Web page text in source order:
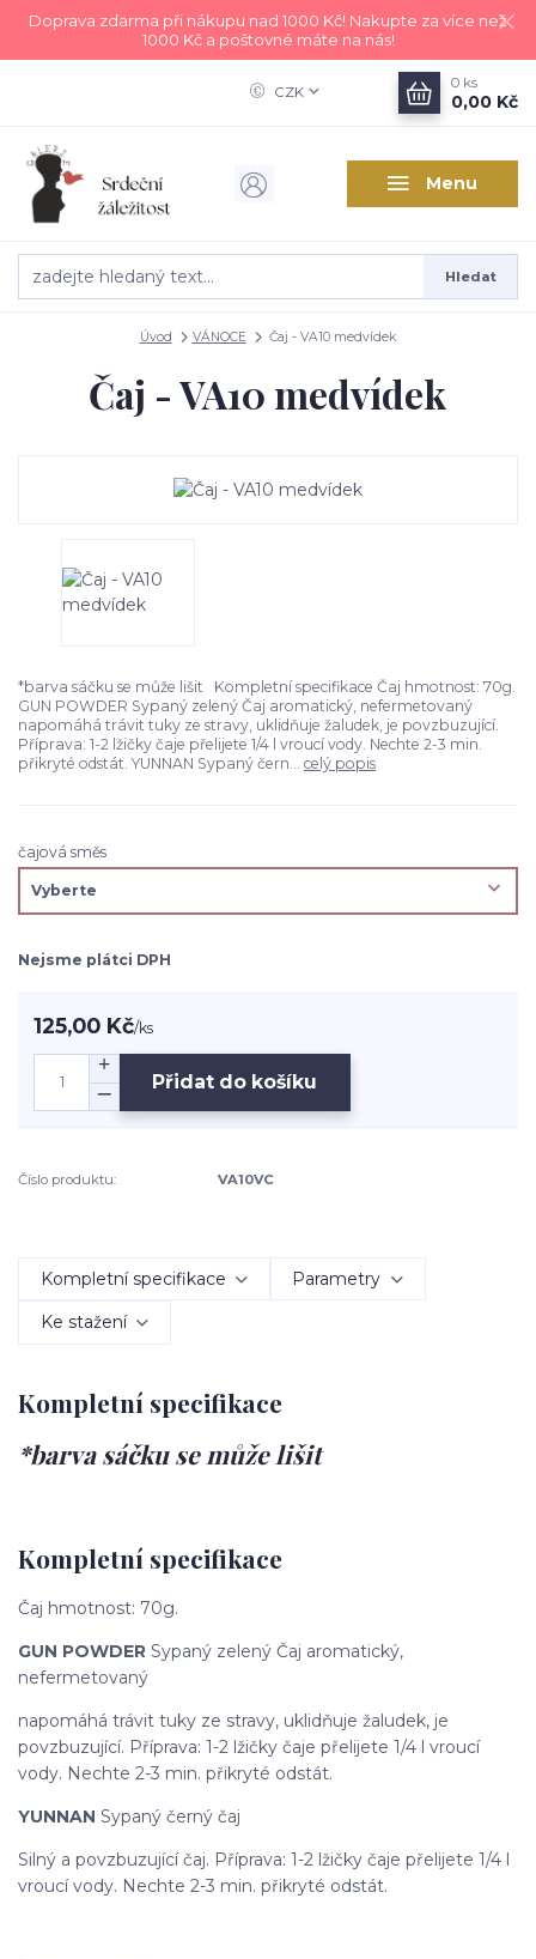
Doprava zdarma při nákupu nad 1000 Kč! Nakupte za více než
1000 Kč a poštovné máte na nás!
Menu
CZK
Hledat
0 ks
0,00 Kč
Úvod VÁNOCE Čaj - VA10 medvídek
Čaj - VA10 medvídek
*barva sáčku se může lišit Kompletní specifikace Čaj hmotnost: 70g.
GUN POWDER Sypaný zelený Čaj aromatický, nefermetovaný
napomáhá trávit tuky ze stravy, uklidňuje žaludek, je povzbuzující.
Příprava: 1-2 lžičky čaje přelijete 1/4 l vroucí vody. Nechte 2-3 min.
přikryté odstát. YUNNAN Sypaný čern... celý popis
čajová směs
Nejsme plátci DPH
125,00 Kč/ks
Přidat do košíku
Číslo produktu: VA10VC
Kompletní specifikace Parametry
Ke stažení
Kompletní specifikace
*barva sáčku se může lišit
Kompletní specifikace
Čaj hmotnost: 70g.
GUN POWDER Sypaný zelený Čaj aromatický,
nefermetovaný
napomáhá trávit tuky ze stravy, uklidňuje žaludek, je
povzbuzující. Příprava: 1-2 lžičky čaje přelijete 1/4 l vroucí
vody. Nechte 2-3 min. přikryté odstát.
YUNNAN Sypaný černý čaj
Silný a povzbuzující čaj. Příprava: 1-2 lžičky čaje přelijete 1/4 l
vroucí vody. Nechte 2-3 min. přikryté odstát.